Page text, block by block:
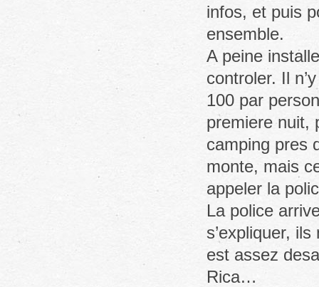
infos, et puis
ensemble.
A peine
controler. Il
100 par
premiere nuit,
camping pres
monte, mais
appeler la
La police
s’expliquer,
est assez
Rica…